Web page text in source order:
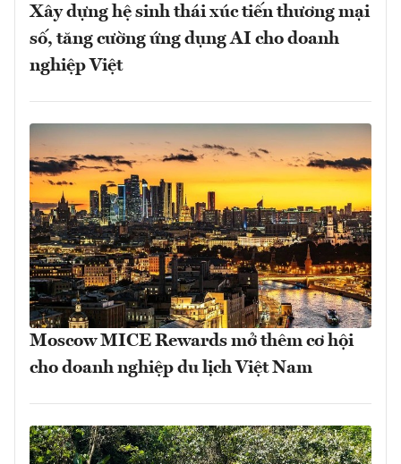
Xây dựng hệ sinh thái xúc tiến thương mại
số, tăng cường ứng dụng AI cho doanh
nghiệp Việt
Moscow MICE Rewards mở thêm cơ hội
cho doanh nghiệp du lịch Việt Nam